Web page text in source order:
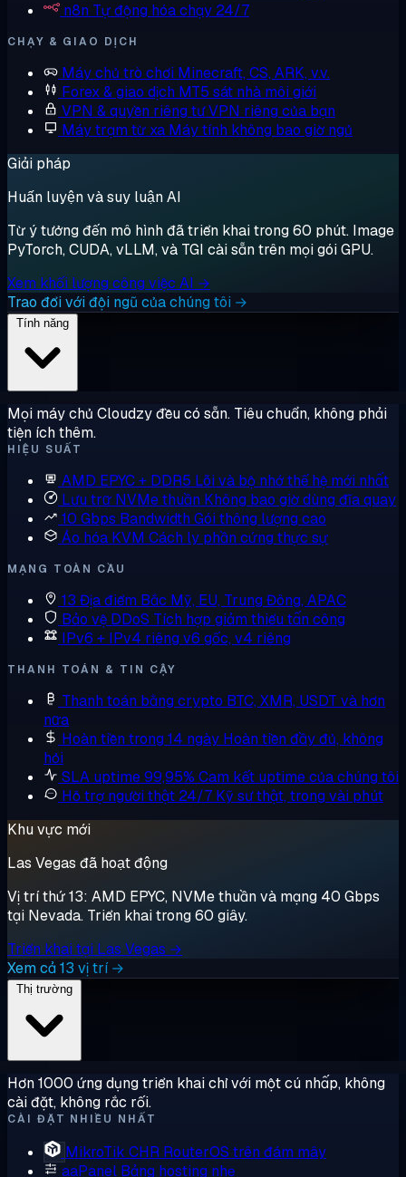
n8n Tự động hóa chạy 24/7
CHẠY & GIAO DỊCH
Máy chủ trò chơi Minecraft, CS, ARK, v.v.
Forex & giao dịch MT5 sát nhà môi giới
VPN & quyền riêng tưVPN riêng của bạn
Máy trạm từ xa Máy tính không bao giờ ngủ
Giải pháp
Huấn luyện và suy luận AI
Từ ý tưởng đến mô hình đã triển khai trong 60 phút. Image
PyTorch, CUDA, vLLM, và TGI cài sẵn trên mọi gói GPU.
Xem khối lượng công việc AI →
Trao đổi với đội ngũ của chúng tôi →
Mọi máy chủ Cloudzy đều có sẵn. Tiêu chuẩn, không phải
tiện ích thêm.
HIỆU SUẤT
AMD EPYC + DDR5 Lõi và bộ nhớ thế hệ mới nhất
Lưu trữ NVMe thuần Không bao giờ dùng đĩa quay
10 Gbps Bandwidth Gói thông lượng cao
Ảo hóa KVM Cách ly phần cứng thực sự
MẠNG TOÀN CẦU
13 Địa điểm Bắc Mỹ, EU, Trung Đông, APAC
Bảo vệ DDoS Tích hợp giảm thiểu tấn công
IPv6 + IPv4 riêng v6 gốc, v4 riêng
THANH TOÁN & TIN CẬY
Thanh toán bằng crypto BTC, XMR, USDT và hơn
nữa
Hoàn tiền trong 14 ngày Hoàn tiền đầy đủ, không
hỏi
SLA uptime 99,95% Cam kết uptime của chúng tôi
Hỗ trợ người thật 24/7 Kỹ sư thật, trong vài phút
Khu vực mới
Las Vegas đã hoạt động
Vị trí thứ 13: AMD EPYC, NVMe thuần và mạng 40 Gbps
tại Nevada. Triển khai trong 60 giây.
Triển khai tại Las Vegas →
Xem cả 13 vị trí →
Hơn 1000 ứng dụng triển khai chỉ với một cú nhấp, không
cài đặt, không rắc rối.
CÀI ĐẶT NHIỀU NHẤT
MikroTik CHR RouterOS trên đám mây
aaPanel Bảng hosting nhẹ